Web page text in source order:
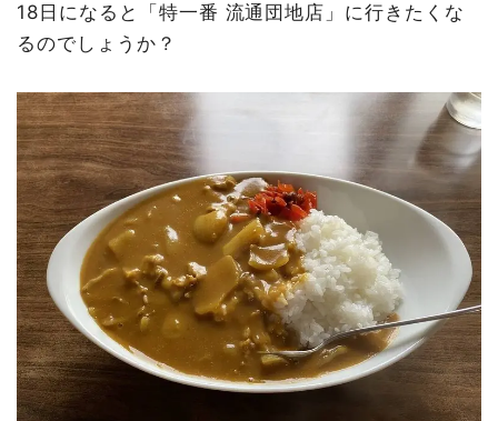
18日になると「特一番 流通団地店」に行きたくな
るのでしょうか？